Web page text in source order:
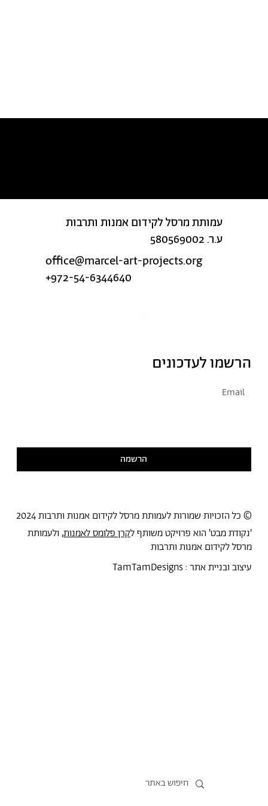
עמותת מרסל לקידום אמנות ותרבות
ע.ר. 580569002
office@marcel-art-projects.org
+972-54-6344640
הרשמו לעדכונים
הרשמה
© כל הזכויות שמורות לעמותת מרסל לקידום אמנות ותרבות 2024
'נקודת מבט' הוא פרויקט משותף לקרן פלומס לאמנות, ולעמותת
מרסל לקידום אמנות ותרבות
עיצוב ובניית אתר :TamTamDesigns